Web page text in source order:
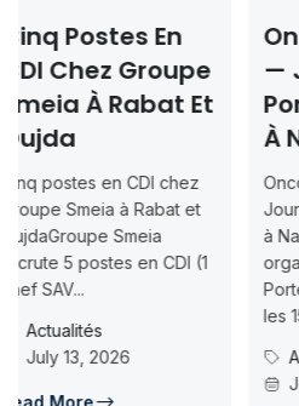
(1
Oncorad Group
— Journées
Portes Ouvertes
Oncorad Group —
Journées Portes Ouvertes
à NadorOncorad Group
organise des Journées
Portes Ouvertes à Nador
les 15-16 juillet (09h-17h)...
Actualités